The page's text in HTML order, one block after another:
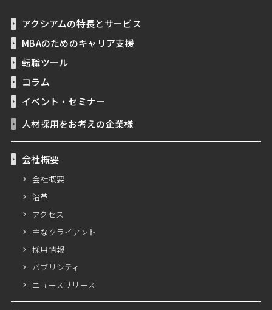
アクシアムの特長とサービス
MBAのためのキャリア支援
転職ツール
コラム
イベント・セミナー
人材採用をお考えの企業様
会社概要
会社概要
沿革
アクセス
主なクライアント
採用情報
パブリシティ
ニュースリリース